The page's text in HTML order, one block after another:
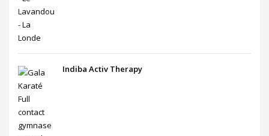
Indiba Activ Therapy